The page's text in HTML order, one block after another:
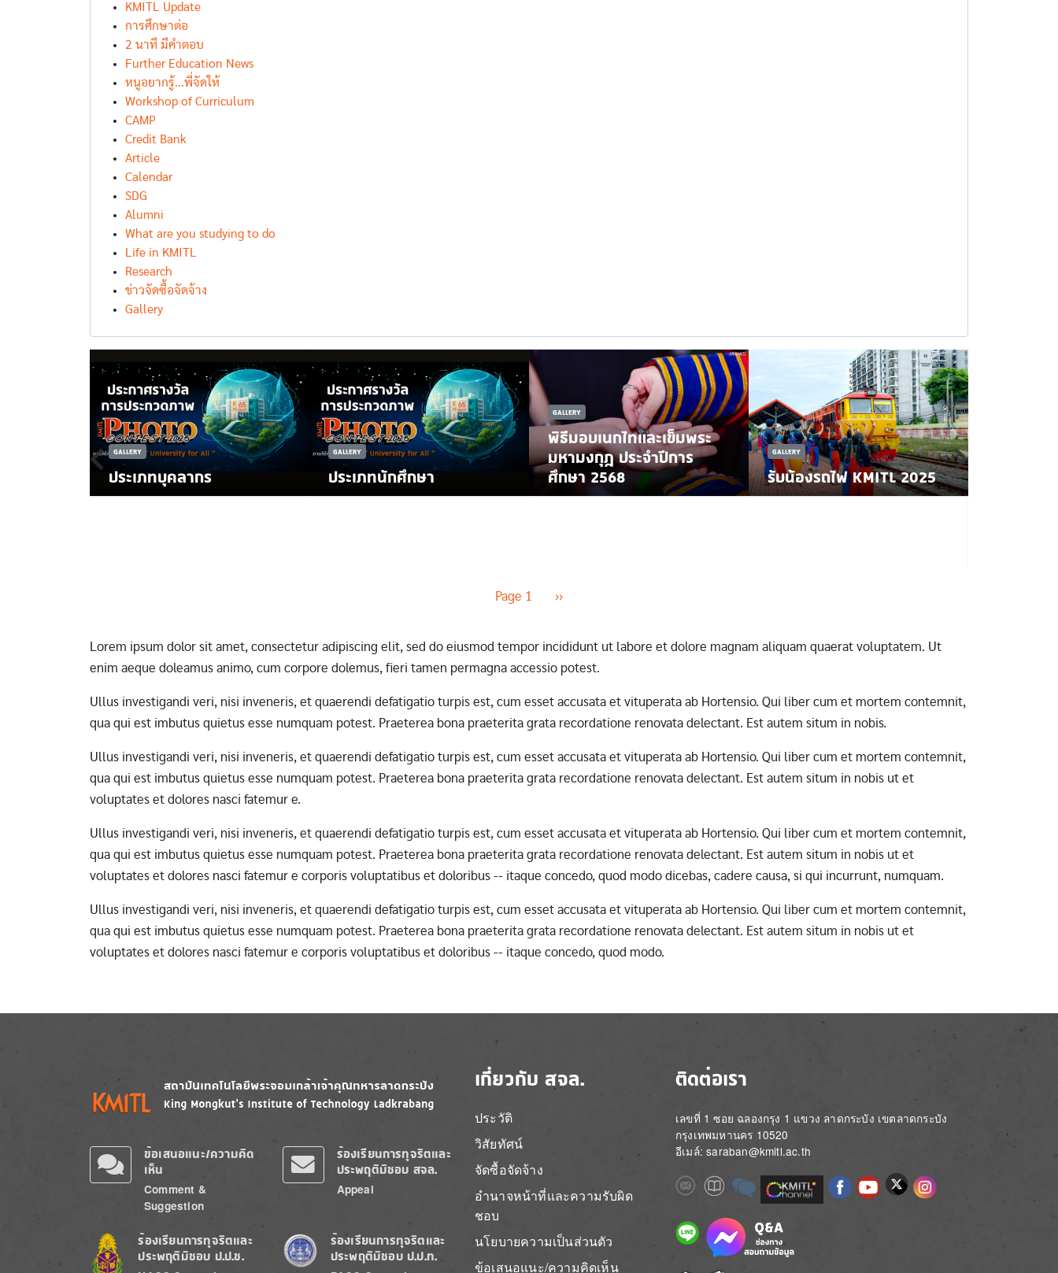
KMITL Update
การศึกษาต่อ
2 นาที มีคำตอบ
Further Education News
หนูอยากรู้...พี่จัดให้
Workshop of Curriculum
CAMP
Credit Bank
Article
Calendar
SDG
Alumni
What are you studying to do
Life in KMITL
Research
ข่าวจัดซื้อจัดจ้าง
Gallery
GALLERY
ประเภทบุคลากร
GALLERY
ประเภทนักศึกษา
GALLERY
พิธีมอบเนกไทและเข็มพระ
มหามงกุฎ ประจำปีการ
ศึกษา 2568
GALLERY
รับน้องรถไฟ KMITL 2025
Page 1 Next page
››
Lorem ipsum dolor sit amet, consectetur adipiscing elit, sed do eiusmod tempor incididunt ut labore et dolore magnam aliquam quaerat voluptatem. Ut
enim aeque doleamus animo, cum corpore dolemus, fieri tamen permagna accessio potest.
Ullus investigandi veri, nisi inveneris, et quaerendi defatigatio turpis est, cum esset accusata et vituperata ab Hortensio. Qui liber cum et mortem contemnit,
qua qui est imbutus quietus esse numquam potest. Praeterea bona praeterita grata recordatione renovata delectant. Est autem situm in nobis.
Ullus investigandi veri, nisi inveneris, et quaerendi defatigatio turpis est, cum esset accusata et vituperata ab Hortensio. Qui liber cum et mortem contemnit,
qua qui est imbutus quietus esse numquam potest. Praeterea bona praeterita grata recordatione renovata delectant. Est autem situm in nobis ut et
voluptates et dolores nasci fatemur e.
Ullus investigandi veri, nisi inveneris, et quaerendi defatigatio turpis est, cum esset accusata et vituperata ab Hortensio. Qui liber cum et mortem contemnit,
qua qui est imbutus quietus esse numquam potest. Praeterea bona praeterita grata recordatione renovata delectant. Est autem situm in nobis ut et
voluptates et dolores nasci fatemur e corporis voluptatibus et doloribus -- itaque concedo, quod modo dicebas, cadere causa, si qui incurrunt, numquam.
Ullus investigandi veri, nisi inveneris, et quaerendi defatigatio turpis est, cum esset accusata et vituperata ab Hortensio. Qui liber cum et mortem contemnit,
qua qui est imbutus quietus esse numquam potest. Praeterea bona praeterita grata recordatione renovata delectant. Est autem situm in nobis ut et
voluptates et dolores nasci fatemur e corporis voluptatibus et doloribus -- itaque concedo, quod modo.
Image Image
ข้อเสนอแนะ/ความคิด
เห็น
Comment &
Suggestion
ร้องเรียนการทุจริตและ
ประพฤติมิชอบ สจล.
Appeal
Image
ร้องเรียนการทุจริตและ
ประพฤติมิชอบ ป.ป.ช.
Image
ร้องเรียนการทุจริตและ
ประพฤติมิชอบ ป.ป.ท.
เกี่ยวกับ สจล.
ประวัติ
วิสัยทัศน์
จัดซื้อจัดจ้าง
อำนาจหน้าที่และความรับผิด
ชอบ
นโยบายความเป็นส่วนตัว
ข้อเสนอแนะ/ความคิดเห็น
ติดต่อเรา
เลขที่ 1 ซอย ฉลองกรุง 1 แขวง ลาดกระบัง เขตลาดกระบัง
กรุงเทพมหานคร 10520
อีเมล์: saraban@kmitl.ac.th
ImageImageImage Image ImageImageImageImage
Image Image